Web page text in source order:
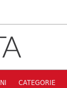
CATEGORIE